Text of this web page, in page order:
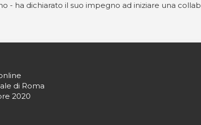
- ha dichiarato il suo impegno ad iniziare una
di Roma
2020